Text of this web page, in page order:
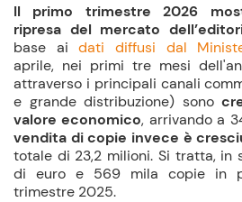
Il primo trimestre 2026
ripresa del mercato
base aidati diffusi dal
aprile, nei primi tre mesi
attraverso i principali canali
e grande distribuzione) sono
valore economico, arrivando a
vendita di copie invece è
totale di 23,2 milioni. Si tratta, in
di euro e 569 mila copie in
trimestre 2025.